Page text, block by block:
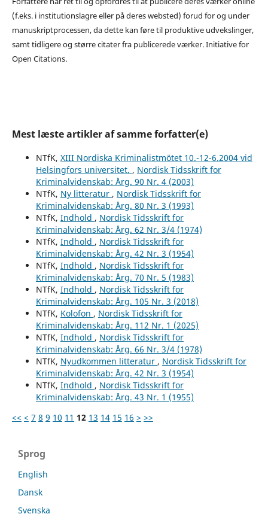
(f.eks. i institutionslagre eller på deres websted) forud for og under
manuskriptprocessen, da dette kan føre til produktive udvekslinger,
samt tidligere og større citater fra publicerede værker. Initiative for
Open Citations.
Mest læste artikler af samme forfatter(e)
NTfK, XIII Nordiska Kriminalistmötet 10.-12-6.2004 vid
Helsingfors universitet. , Nordisk Tidsskrift for
Kriminalvidenskab: Årg. 90 Nr. 4 (2003)
NTfK, Ny litteratur , Nordisk Tidsskrift for
Kriminalvidenskab: Årg. 80 Nr. 3 (1993)
NTfK, Indhold , Nordisk Tidsskrift for
Kriminalvidenskab: Årg. 62 Nr. 3/4 (1974)
NTfK, Indhold , Nordisk Tidsskrift for
Kriminalvidenskab: Årg. 42 Nr. 3 (1954)
NTfK, Indhold , Nordisk Tidsskrift for
Kriminalvidenskab: Årg. 70 Nr. 5 (1983)
NTfK, Indhold , Nordisk Tidsskrift for
Kriminalvidenskab: Årg. 105 Nr. 3 (2018)
NTfK, Kolofon , Nordisk Tidsskrift for
Kriminalvidenskab: Årg. 112 Nr. 1 (2025)
NTfK, Indhold , Nordisk Tidsskrift for
Kriminalvidenskab: Årg. 66 Nr. 3/4 (1978)
NTfK, Nyudkommen litteratur , Nordisk Tidsskrift for
Kriminalvidenskab: Årg. 42 Nr. 3 (1954)
NTfK, Indhold , Nordisk Tidsskrift for
Kriminalvidenskab: Årg. 43 Nr. 1 (1955)
<< < 7 8 9 10 11 12 13 14 15 16 > >>
Sprog
English
Dansk
Svenska